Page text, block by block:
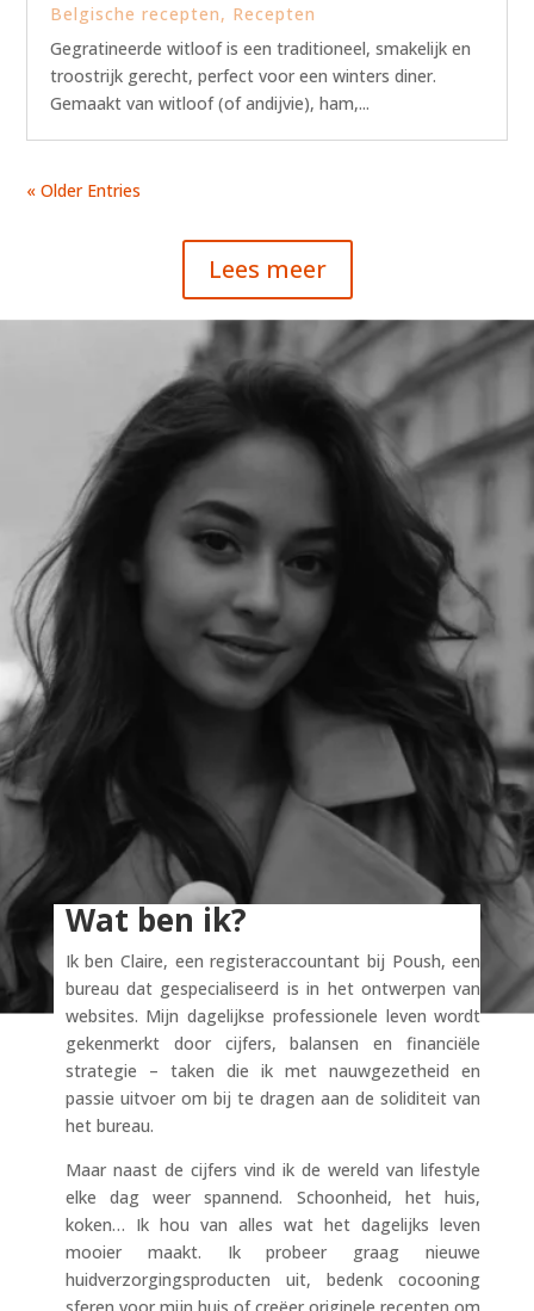
Belgische recepten, Recepten
Gegratineerde witloof is een traditioneel, smakelijk en
troostrijk gerecht, perfect voor een winters diner.
Gemaakt van witloof (of andijvie), ham,...
« Older Entries
Lees meer
Wat ben ik?
Ik ben Claire, een registeraccountant bij Poush, een
bureau dat gespecialiseerd is in het ontwerpen van
websites. Mijn dagelijkse professionele leven wordt
gekenmerkt door cijfers, balansen en financiële
strategie – taken die ik met nauwgezetheid en
passie uitvoer om bij te dragen aan de soliditeit van
het bureau.
Maar naast de cijfers vind ik de wereld van lifestyle
elke dag weer spannend. Schoonheid, het huis,
koken… Ik hou van alles wat het dagelijks leven
mooier maakt. Ik probeer graag nieuwe
huidverzorgingsproducten uit, bedenk cocooning